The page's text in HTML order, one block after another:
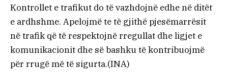
Kontrollet e trafikut do të vazhdojnë edhe në ditët
e ardhshme. Apelojmë te të gjithë pjesëmarrësit
në trafik që të respektojnë rregullat dhe ligjet e
komunikacionit dhe së bashku të kontribuojmë
për rrugë më të sigurta.(INA)